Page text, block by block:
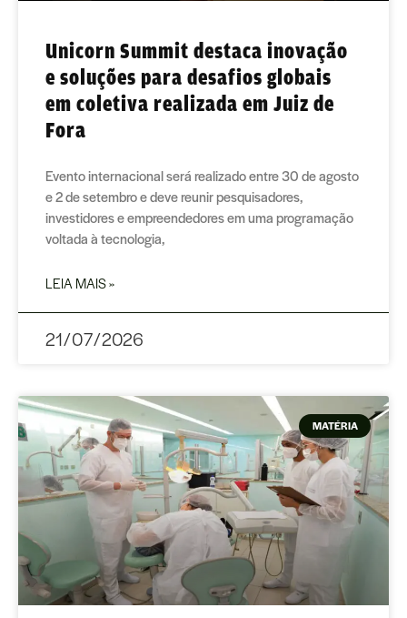
Unicorn Summit destaca inovação
e soluções para desafios globais
em coletiva realizada em Juiz de
Fora
Evento internacional será realizado entre 30 de agosto
e 2 de setembro e deve reunir pesquisadores,
investidores e empreendedores em uma programação
voltada à tecnologia,
LEIA MAIS »
21/07/2026
MATÉRIA